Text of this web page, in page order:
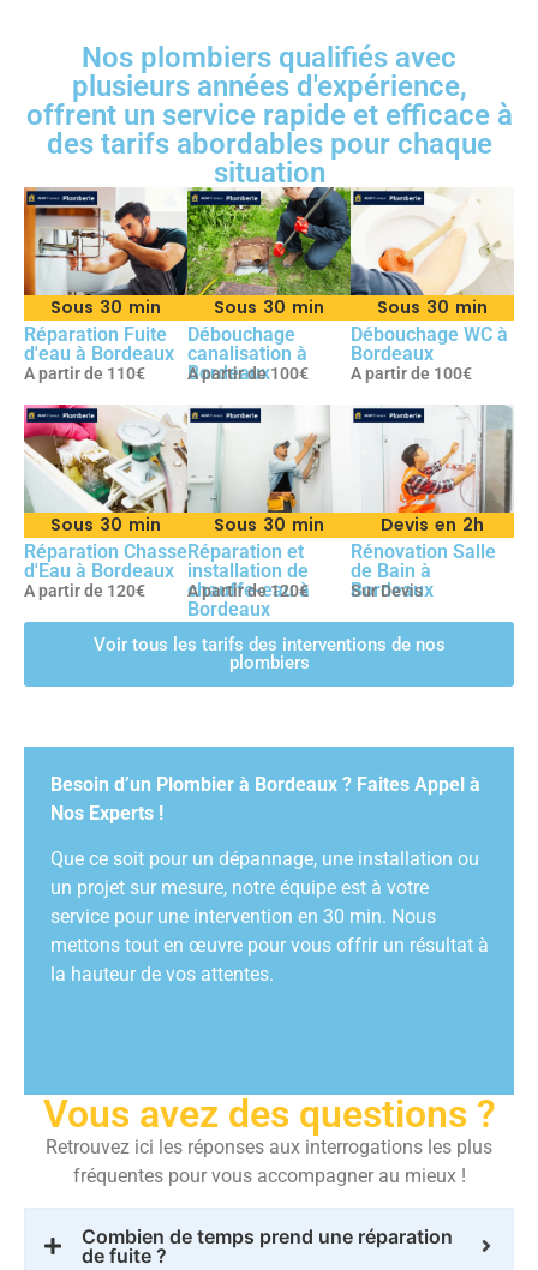
Nos plombiers qualifiés avec
plusieurs années d'expérience,
offrent un service rapide et efficace à
des tarifs abordables pour chaque
situation
Sous 30 min
Réparation Fuite
d'eau à Bordeaux
A partir de 110€
Sous 30 min
Débouchage
canalisation à
Bordeaux
A partir de 100€
Sous 30 min
Débouchage WC à
Bordeaux
A partir de 100€
Sous 30 min
Réparation Chasse
d'Eau à Bordeaux
A partir de 120€
Sous 30 min
Réparation et
installation de
chauffe-eau à
Bordeaux
A partir de 120€
Devis en 2h
Rénovation Salle
de Bain à
Bordeaux
Sur Devis
Voir tous les tarifs des interventions de nos
plombiers
Besoin d’un Plombier à Bordeaux ? Faites Appel à
Nos Experts !
Que ce soit pour un dépannage, une installation ou
un projet sur mesure, notre équipe est à votre
service pour une intervention en 30 min. Nous
mettons tout en œuvre pour vous offrir un résultat à
la hauteur de vos attentes.
Vous avez des questions ?
Retrouvez ici les réponses aux interrogations les plus
fréquentes pour vous accompagner au mieux !
Combien de temps prend une réparation
de fuite ?